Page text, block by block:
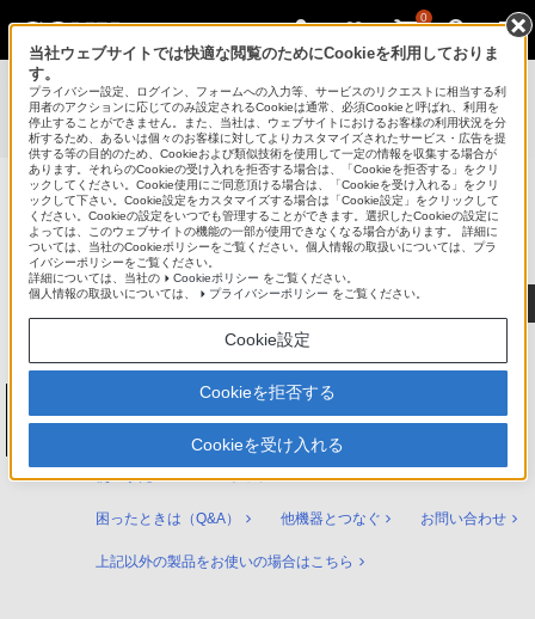
0
使いかたマニュアル（取扱説明 Web版）
BDZ-FBT6100 / BDZ-FBT4100 / BDZ-FBT2100 / BDZ-
FBW2100 / BDZ-FBW1100 使いかたマニュアル
ブルーレイディスク/DVDレコーダー
サポート・お問い合わせ
ブルーレイディスク/DVDレコーダー
BDZ-FBT6100 / BDZ-FBT4100 / BDZ-
FBT2100 / BDZ-FBW2100 / BDZ-FBW1100
使いかたマニュアル トップ
困ったときは（Q&A） 他機器とつなぐ お問い合わせ
上記以外の製品をお使いの場合はこちら
当社ウェブサイトでは快適な閲覧のためにCookieを利用しておりま
す。
プライバシー設定、ログイン、フォームへの入力等、サービスのリクエストに相当する利
用者のアクションに応じてのみ設定されるCookieは通常、必須Cookieと呼ばれ、利用を
停止することができません。また、当社は、ウェブサイトにおけるお客様の利用状況を分
析するため、あるいは個々のお客様に対してよりカスタマイズされたサービス・広告を提
供する等の目的のため、Cookieおよび類似技術を使用して一定の情報を収集する場合が
あります。それらのCookieの受け入れを拒否する場合は、「Cookieを拒否する」をクリ
ックしてください。Cookie使用にご同意頂ける場合は、「Cookieを受け入れる」をクリ
ックして下さい。Cookie設定をカスタマイズする場合は「Cookie設定」をクリックして
ください。Cookieの設定をいつでも管理することができます。選択したCookieの設定に
よっては、このウェブサイトの機能の一部が使用できなくなる場合があります。 詳細に
ついては、当社のCookieポリシーをご覧ください。個人情報の取扱いについては、プラ
イバシーポリシーをご覧ください。
詳細については、当社の
Cookieポリシー をご覧ください。
個人情報の取扱いについては、
プライバシーポリシー をご覧ください。
Cookie設定
Cookieを拒否する
Cookieを受け入れる